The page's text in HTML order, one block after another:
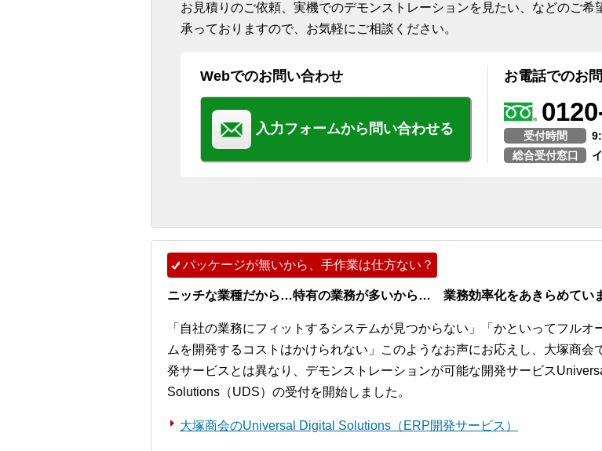
お見積りのご依頼、実機でのデモンストレーションを見たい、などのご希
承っておりますので、お気軽にご相談ください。
Webでのお問い合わせ
入力フォームから問い合わせる
お電話でのお
受付時間
総合受付窓口
パッケージが無いから、手作業は仕方ない？
ニッチな業種だから…特有の業務が多いから… 業務効率化をあきらめてい
「自社の業務にフィットするシステムが見つからない」「かといってフルオ
ムを開発するコストはかけられない」このようなお声にお応えし、大塚商会
発サービスとは異なり、デモンストレーションが可能な開発サービス
Solutions（UDS）の受付を開始しました。
大塚商会のUniversal Digital Solutions（ERP開発サービス）